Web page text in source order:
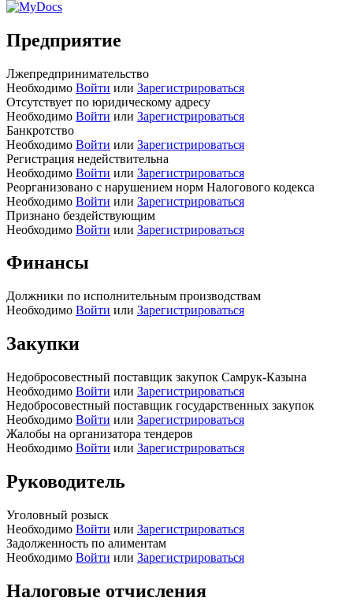
Предприятие
Лжепредпринимательство
Необходимо Войти или Зарегистрироваться
Отсутствует по юридическому адресу
Необходимо Войти или Зарегистрироваться
Банкротство
Необходимо Войти или Зарегистрироваться
Регистрация недействительна
Необходимо Войти или Зарегистрироваться
Реорганизовано с нарушением норм Налогового кодекса
Необходимо Войти или Зарегистрироваться
Признано бездействующим
Необходимо Войти или Зарегистрироваться
Финансы
Должники по исполнительным производствам
Необходимо Войти или Зарегистрироваться
Закупки
Недобросовестный поставщик закупок Самрук-Казына
Необходимо Войти или Зарегистрироваться
Недобросовестный поставщик государственных закупок
Необходимо Войти или Зарегистрироваться
Жалобы на организатора тендеров
Необходимо Войти или Зарегистрироваться
Руководитель
Уголовный розыск
Необходимо Войти или Зарегистрироваться
Задолженность по алиментам
Необходимо Войти или Зарегистрироваться
Налоговые отчисления